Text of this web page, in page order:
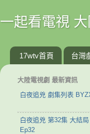
一起看電視
17wtv首頁 台灣
大陸電視劇 最新資訊
白夜追兇 劇集列表
白夜追兇 第32集 大結
Ep32